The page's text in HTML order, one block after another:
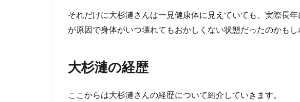
る
3.1
レイジ
（2012
3.2
それだけに大杉漣さんは一見健康体に見えていても、実際長
が原因で身体がいつ壊れてもおかしくない状態だったのかもし
大杉漣の経歴
ここからは大杉漣さんの経歴について紹介していきます。